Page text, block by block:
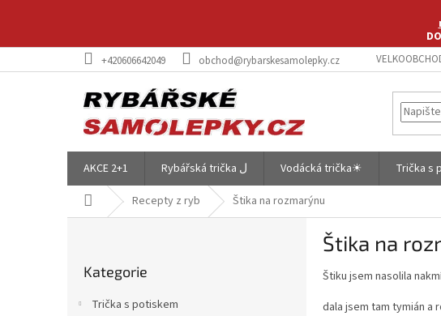
+420606642049 obchod@rybarskesamolepky.cz
AKCE 2+1 Rybářská trička ل Vodácká trička☀ Trička s
Domů Recepty z ryb Štika na rozmarýnu
kategorie
Kategorie
Trička s potiskem
Štika na
Štiku jsem nasolila
dala jsem tam tymián a